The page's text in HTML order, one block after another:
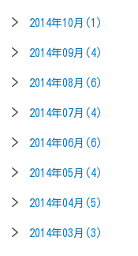
2014年10月(1)
2014年09月(4)
2014年08月(6)
2014年07月(4)
2014年06月(6)
2014年05月(4)
2014年04月(5)
2014年03月(3)